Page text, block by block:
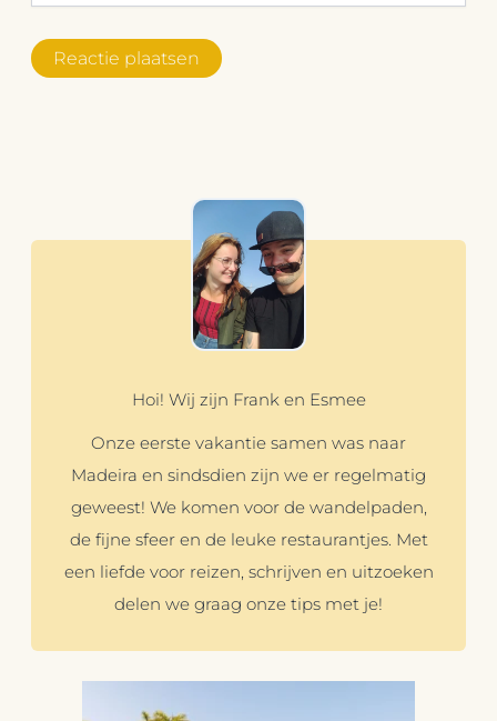
Hoi! Wij zijn Frank en Esmee
Onze eerste vakantie samen was naar
Madeira en sindsdien zijn we er regelmatig
geweest! We komen voor de wandelpaden,
de fijne sfeer en de leuke restaurantjes. Met
een liefde voor reizen, schrijven en uitzoeken
delen we graag onze tips met je!